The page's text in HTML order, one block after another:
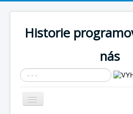
Historie
nás
Vyhledávání...
Přepnout
navigaci